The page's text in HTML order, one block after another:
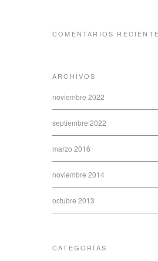
COMENTARIOS
ARCHIVOS
noviembre 2022
septiembre 2022
marzo 2016
noviembre 2014
octubre 2013
CATEGORÍAS